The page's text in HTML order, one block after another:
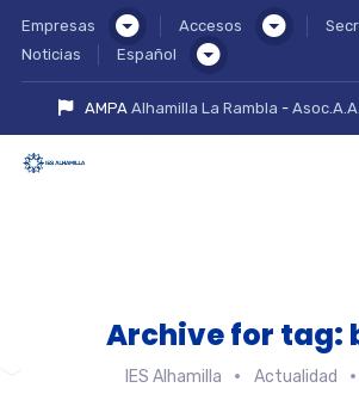
Empresas Accesos
Noticias
Español
AMPAAlhamilla La Rambla -
Archive for tag:
IES Alhamilla Actualidad